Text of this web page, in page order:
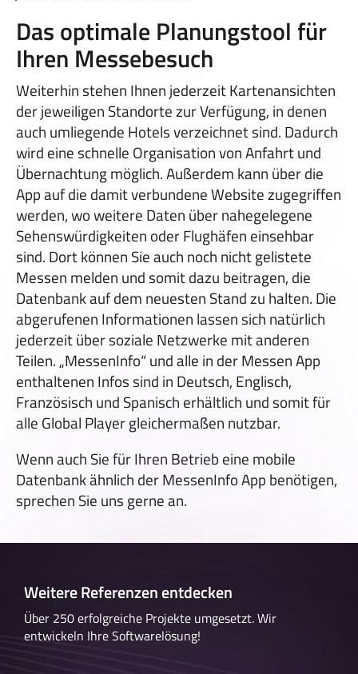
Das optimale Planungstool für
Ihren Messebesuch
Weiterhin stehen Ihnen jederzeit Kartenansichten
der jeweiligen Standorte zur Verfügung, in denen
auch umliegende Hotels verzeichnet sind. Dadurch
wird eine schnelle Organisation von Anfahrt und
Übernachtung möglich. Außerdem kann über die
App auf die damit verbundene Website zugegriffen
werden, wo weitere Daten über nahegelegene
Sehenswürdigkeiten oder Flughäfen einsehbar
sind. Dort können Sie auch noch nicht gelistete
Messen melden und somit dazu beitragen, die
Datenbank auf dem neuesten Stand zu halten. Die
abgerufenen Informationen lassen sich natürlich
jederzeit über soziale Netzwerke mit anderen
Teilen. „MessenInfo“ und alle in der Messen App
enthaltenen Infos sind in Deutsch, Englisch,
Französisch und Spanisch erhältlich und somit für
alle Global Player gleichermaßen nutzbar.
Wenn auch Sie für Ihren Betrieb eine mobile
Datenbank ähnlich der MessenInfo App benötigen,
sprechen Sie uns gerne an.
Weitere Referenzen entdecken
Über 250 erfolgreiche Projekte umgesetzt. Wir
entwickeln Ihre Softwarelösung!